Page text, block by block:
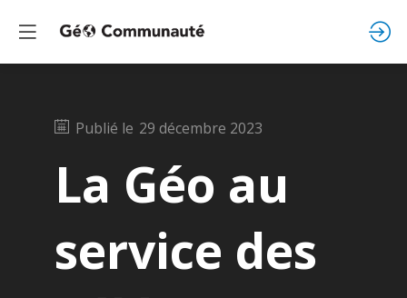
Publié le 29 décembre 2023
La Géo au
service des